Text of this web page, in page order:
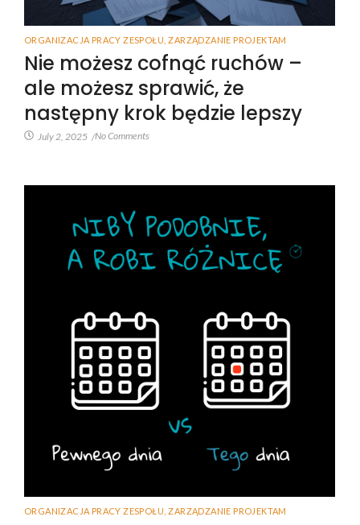
ORGANIZACJA PRACY ZESPOŁU ZARZĄDZANIE PROJEKTAM
Nie możesz cofnąć ruchów –
ale możesz sprawić, że
następny krok będzie lepszy
July 2, 2025 /No Comments
ORGANIZACJA PRACY ZESPOŁU ZARZĄDZANIE PROJEKTAM